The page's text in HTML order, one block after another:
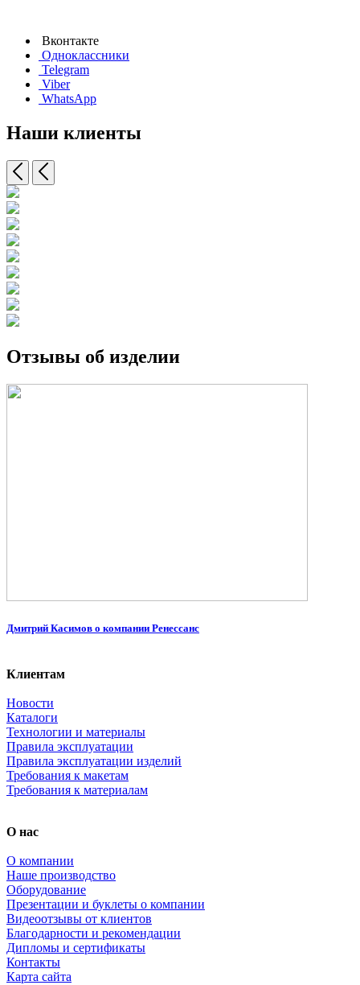
Вконтакте
Одноклассники
Telegram
Viber
WhatsApp
Наши клиенты
Отзывы об изделии
Дмитрий Касимов о компании Ренессанс
Клиентам
Новости
Каталоги
Технологии и материалы
Правила эксплуатации
Правила эксплуатации изделий
Требования к макетам
Требования к материалам
О нас
О компании
Наше производство
Оборудование
Презентации и буклеты о компании
Видеоотзывы от клиентов
Благодарности и рекомендации
Дипломы и сертификаты
Контакты
Карта сайта